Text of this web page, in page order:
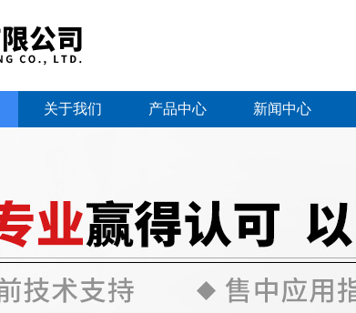
关于我们 产品中心 新闻中心